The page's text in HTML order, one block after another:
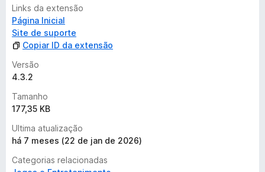
Links da extensão
Página Inicial
Site de suporte
Copiar ID da extensão
Versão
4.3.2
Tamanho
177,35 KB
Ultima atualização
há 7 meses (22 de jan de 2026)
Categorias relacionadas